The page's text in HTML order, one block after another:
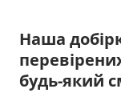
Наша
будь-який